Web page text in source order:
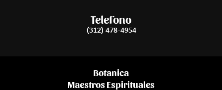
Telefono
(312) 478-4954
Botanica
Maestros Espirituales